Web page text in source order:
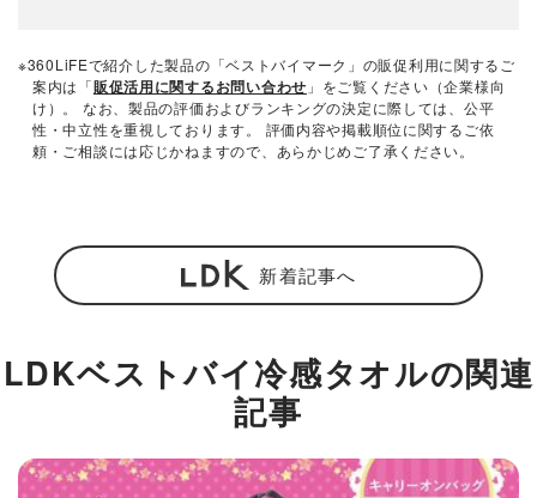
※360LiFEで紹介した製品の「ベストバイマーク」の販促利用に関するご
案内は「販促活用に関するお問い合わせ 」をご覧ください（企業様向
け）。 なお、製品の評価およびランキングの決定に際しては、公平
性・中立性を重視しております。 評価内容や掲載順位に関するご依
頼・ご相談には応じかねますので、あらかじめご了承ください。
新着記事へ
LDKベストバイ冷感タオルの関連
記事